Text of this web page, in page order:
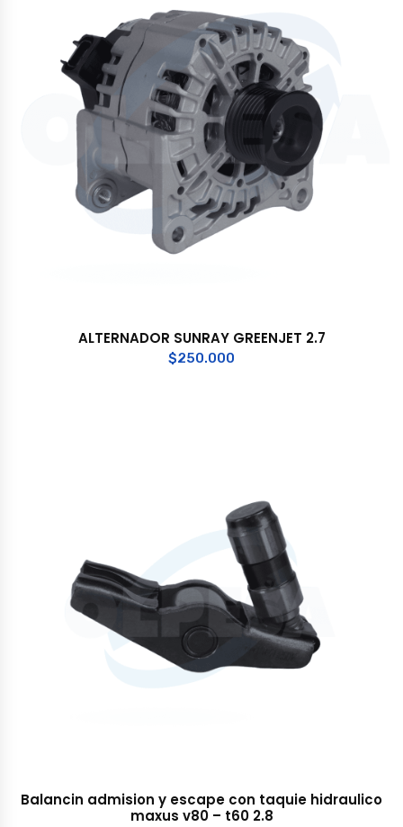
ALTERNADOR SUNRAY GREENJET 2.7
$250.000
Balancin admision y escape con taquie hidraulico
maxus v80 – t60 2.8